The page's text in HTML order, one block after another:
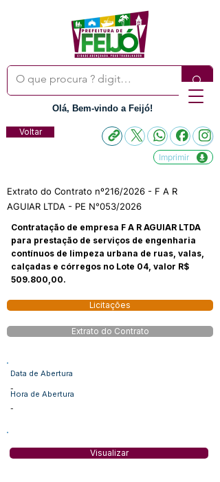
Olá, Bem-vindo a Feijó!
Voltar
Imprimir
Extrato do Contrato nº216/2026 - F A R
AGUIAR LTDA - PE N°053/2026
Contratação de empresa F A R AGUIAR LTDA
para prestação de serviços de engenharia
contínuos de limpeza urbana de ruas, valas,
calçadas e córregos no Lote 04, valor R$
509.800,00.
Licitações
Extrato do Contrato
Data de Abertura
-
Hora de Abertura
-
Visualizar